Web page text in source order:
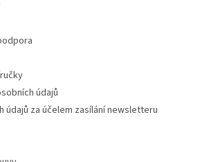
údajů
údajů za účelem zasílání newsletteru